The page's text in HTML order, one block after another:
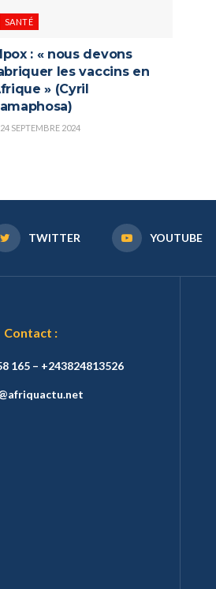
SANTÉ
: « nous devons
les vaccins en
» (Cyril
SEPTEMBRE 2024
TWITTER YOUTUBE
Contact :
165 – +243824813526